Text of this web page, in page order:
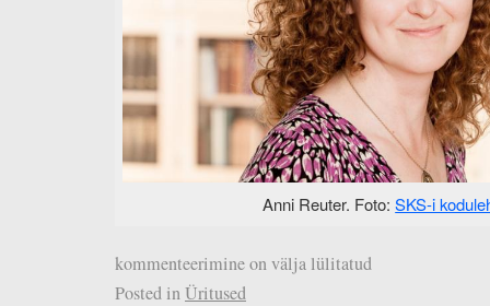
Anni Reuter. Foto:SKS-i
kommenteerimine on välja lülitatud
Posted inÜritused